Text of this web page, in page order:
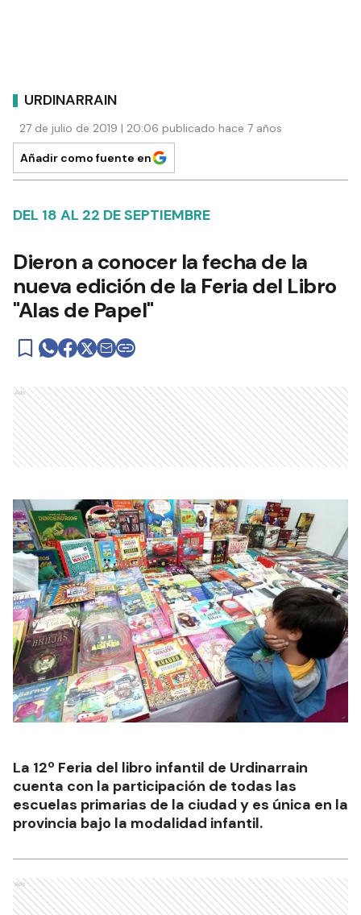
URDINARRAIN
27 de julio de 2019 | 20:06 publicado hace 7 años
Añadir como fuente en
DEL 18 AL 22 DE SEPTIEMBRE
Dieron a conocer la fecha de la
nueva edición de la Feria del Libro
"Alas de Papel"
Ads
La 12º Feria del libro infantil de Urdinarrain
cuenta con la participación de todas las
escuelas primarias de la ciudad y es única en la
provincia bajo la modalidad infantil.
Ads